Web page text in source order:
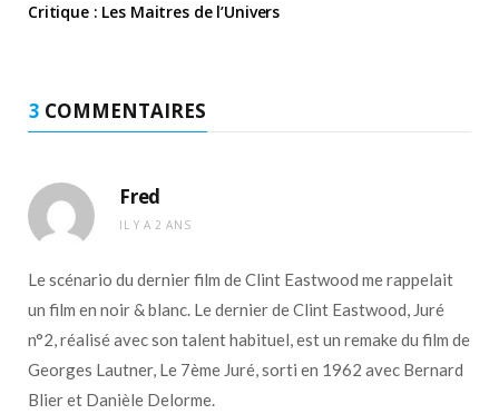
Critique : Les Maitres de l’Univers
3 COMMENTAIRES
Fred
IL Y A 2 ANS
Le scénario du dernier film de Clint Eastwood me rappelait
un film en noir & blanc. Le dernier de Clint Eastwood, Juré
n°2, réalisé avec son talent habituel, est un remake du film de
Georges Lautner, Le 7ème Juré, sorti en 1962 avec Bernard
Blier et Danièle Delorme.